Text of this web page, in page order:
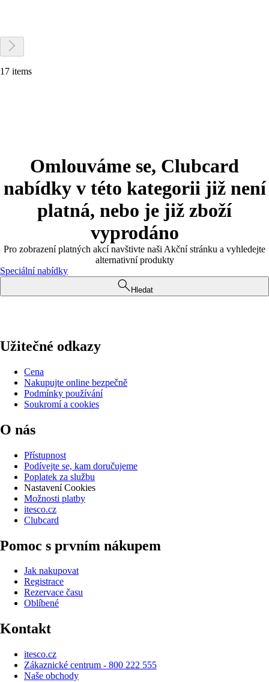
17 items
Omlouváme se, Clubcard
nabídky v této kategorii již není
platná, nebo je již zboží
vyprodáno
Pro zobrazení platných akcí navštivte naši Akční stránku a vyhledejte
alternativní produkty
Speciální nabídky
Hledat
Užitečné odkazy
Cena
Nakupujte online bezpečně
Podmínky používání
Soukromí a cookies
O nás
Přístupnost
Podívejte se, kam doručujeme
Poplatek za službu
Nastavení Cookies
Možnosti platby
itesco.cz
Clubcard
Pomoc s prvním nákupem
Jak nakupovat
Registrace
Rezervace času
Oblíbené
Kontakt
itesco.cz
Zákaznické centrum - 800 222 555
Naše obchody